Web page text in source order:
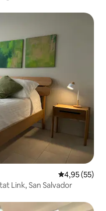
4,95 av 5 i
4,95 (55)
Link, San Salvador